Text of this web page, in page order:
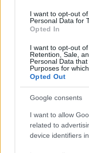
I want to opt-out
Personal Data for
Opted In
I want to opt-out
Retention, Sale,
Personal Data
Purposes for
Opted Out
Google consents
I want to allow
related to
device identifiers
Καρυστιανού
«Ελπίδα για
κατασκευή
επιχειρεί
φωτιάς
Βγήκαν ξανά
για τη
Γρατσία και
κίνημα σε
Το πολωμένο
τις φωτιές
ισχυρότερα